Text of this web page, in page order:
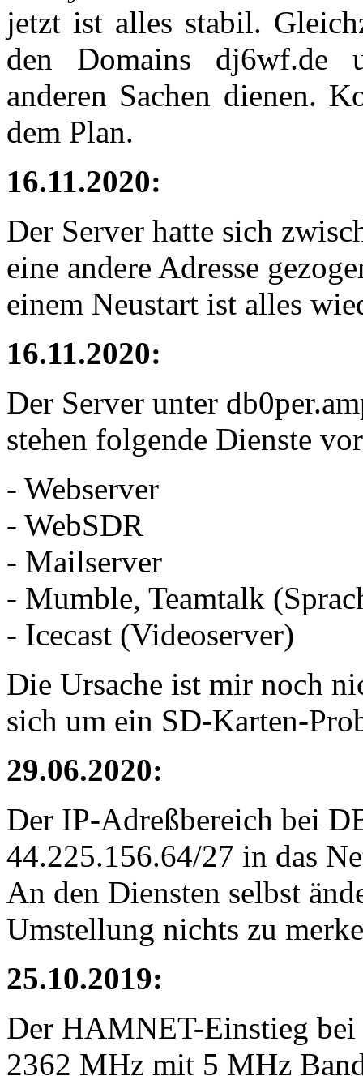
jetzt ist alles stabil.
den Domains dj6wf.de
anderen Sachen dienen.
dem Plan.
16.11.2020:
Der Server hatte sich
eine andere Adresse
einem Neustart ist alles
16.11.2020:
Der Server unter
stehen folgende Dienste
- Webserver
- WebSDR
- Mailserver
- Mumble, Teamtalk
- Icecast (Videoserver)
Die Ursache ist mir noch
sich um ein SD-Karten-
29.06.2020:
Der IP-Adreßbereich bei
44.225.156.64/27 in das
An den Diensten selbst
Umstellung nichts zu
25.10.2019:
Der HAMNET-Einstieg
2362 MHz mit 5 MHz